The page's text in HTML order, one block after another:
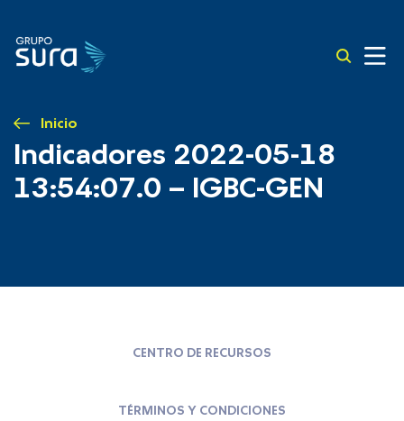
Inicio
Indicadores 2022-05-18
13:54:07.0 – IGBC-GEN
CENTRO DE RECURSOS
TÉRMINOS Y CONDICIONES